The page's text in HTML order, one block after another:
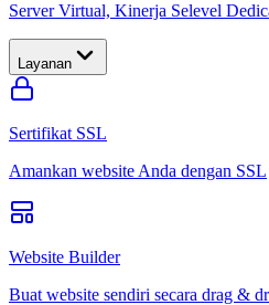
Server Virtual, Kinerja Selevel
Layanan
Sertifikat SSL
Amankan website Anda dengan SSL
Website Builder
Buat website sendiri secara drag &